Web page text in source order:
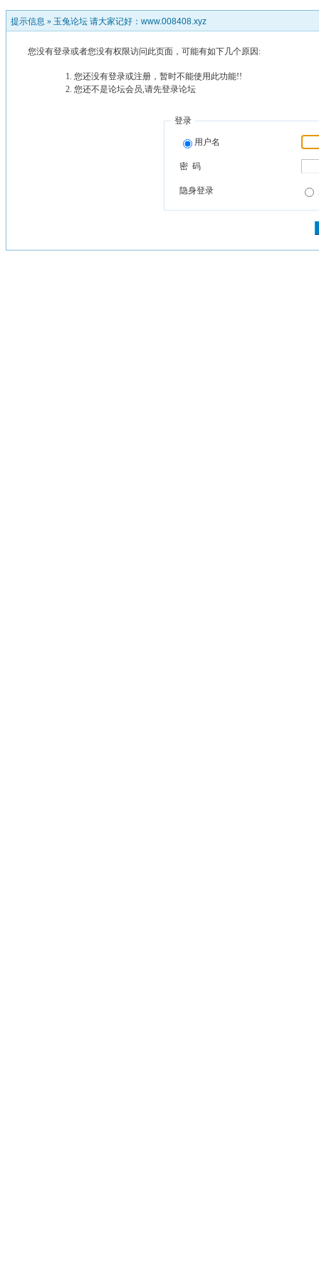
提示信息 » 玉兔论坛 请大家记好：www.008408.xyz
您没有登录或者您没有权限访问此页面，可能有如下几个原因:
您还没有登录或注册，暂时不能使用此功能!!
您还不是论坛会员,请先登录论坛
登录
用户名
密 码
隐身登录